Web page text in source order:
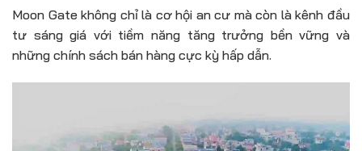
Moon Gate không chỉ là cơ hội an cư mà còn là kênh đầu
tư sáng giá với tiềm năng tăng trưởng bền vững và
những chính sách bán hàng cực kỳ hấp dẫn.